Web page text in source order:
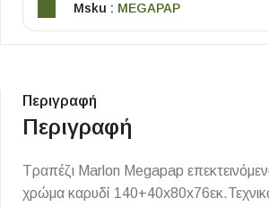
Msku : MEGAPAP
Περιγραφή
Περιγραφή
Τραπέζι Marlon Megapap
χρώμα καρυδί